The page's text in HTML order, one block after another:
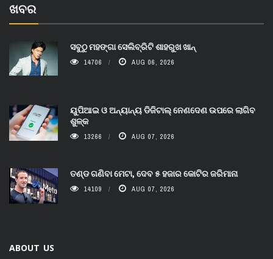
ଖବର
ସବୁଠୁ ମହଙ୍ଗା ସେଲିବ୍ରିଟି ଶାହରୁଖ ଖାନ୍
14706 AUG 06, 2026
ୟୁପିଆଇ ଓ ଅନ୍ୟାନ୍ୟ ଡିଜିଟାଲ୍ ନେଣଦେଣ ଉପରେ ଲାଗିବ
ଶୁଳ୍କ
13266 AUG 07, 2026
ତଣ୍ଡ ଗଣିବା ମେଟା, ଦେବ ୫ ହଜାର କୋଟିର ଜରିମାନା
14109 AUG 07, 2026
ABOUT US